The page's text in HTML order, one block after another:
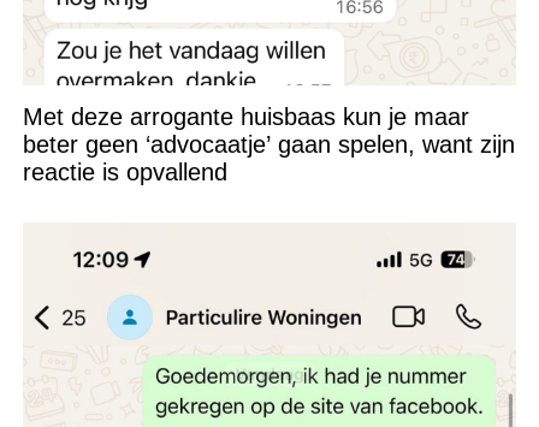
Met deze arrogante huisbaas kun je maar
beter geen ‘advocaatje’ gaan spelen, want zijn
reactie is opvallend